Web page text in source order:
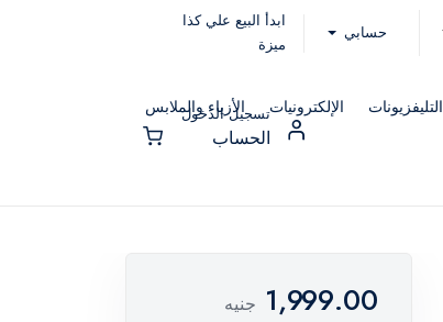
حسابي
ابدأ البيع علي كذا
ميزة
التليفزيونات الإلكترونيات الأزياء والملابس
تسجيل الدخول
الحساب
1,999.00 جنيه